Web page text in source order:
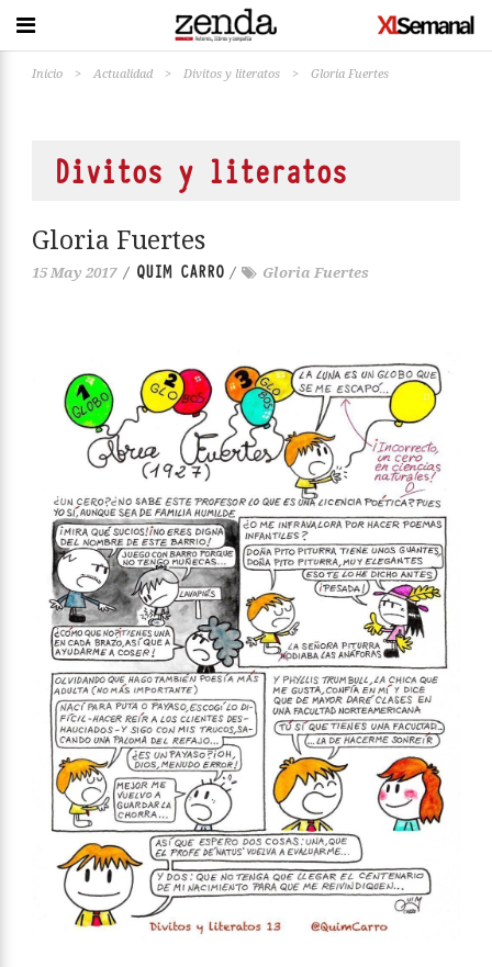
Inicio > Actualidad > Divitos y literatos > Gloria Fuertes
Divitos y literatos
Gloria Fuertes
15 May 2017 / QUIM CARRO / Gloria Fuertes